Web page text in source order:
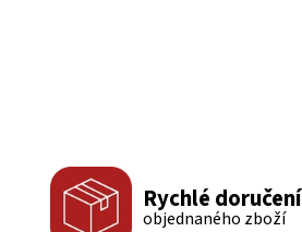
Rychlé doručení
objednaného zboží